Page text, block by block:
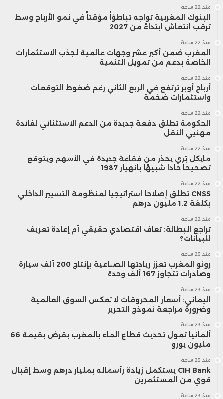
منذ 22 ساعة
البنوك المغربية تواجه تباطؤاً مؤقتاً في نمو الأرباح وسط
ترقب انتعاش ابتداءً من 2027
منذ 22 ساعة
المغرب ضمن أكبر عشر وجهات عالمية لجذب الاستثمارات
الخاصة بدعم من تمويل التنمية
منذ 22 ساعة
أرباح أوبر ترتفع في الربع الثاني رغم ضغوط التوقعات
واستثمارات ضخمة
منذ 22 ساعة
الحكومة تطلق دفعة جديدة من الدعم الاستثنائي لفائدة
مهنيي النقل
منذ 22 ساعة
مايكل بَري يحذر من فقاعة جديدة في الأسهم ويتوقع
تصحيحًا حادًا شبيهًا بانهيار 1987
منذ 22 ساعة
CNSS تطلق إصلاحاً استراتيجياً لمنظومة التسيير الداخلي
بكلفة 1.2 مليون درهم
منذ 22 ساعة
تراجع البطالة: تعافٍ اقتصادي حقيقي أم إعادة تعريف
للبيانات؟
منذ 23 ساعة
رونو المغرب تعزز ريادتها الصناعية بإنتاج 200 ألف سيارة
وصادرات تتجاوز 167 ألف وحدة
منذ 23 ساعة
اليماني: أسعار المحروقات لا تعكس السوق العالمية
وضرورة مراجعة نموذج التحرير
منذ 23 ساعة
ألمانيا تمول تحديث قطاع الماء بالمغرب بقرض بقيمة 66
مليون يورو
منذ 23 ساعة
CIH Bank يستكمل زيادة رأسماله بمليار درهم وسط إقبال
قوي من المستثمرين
منذ 23 ساعة